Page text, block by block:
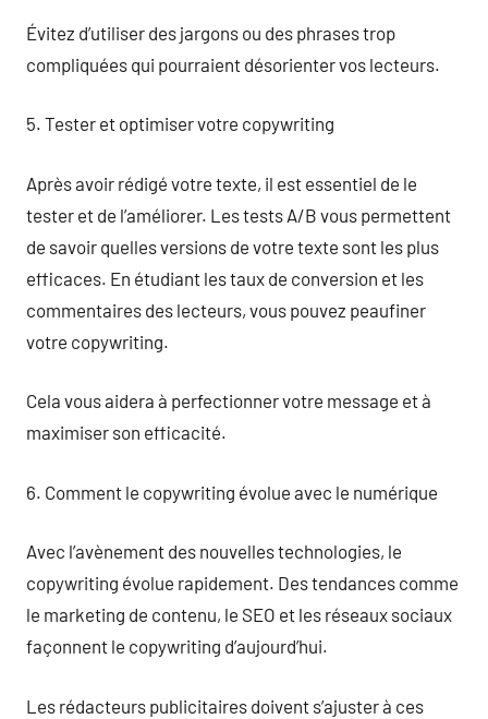
Évitez d’utiliser des jargons ou des phrases trop
compliquées qui pourraient désorienter vos lecteurs.
5. Tester et optimiser votre copywriting
Après avoir rédigé votre texte, il est essentiel de le
tester et de l’améliorer. Les tests A/B vous permettent
de savoir quelles versions de votre texte sont les plus
efficaces. En étudiant les taux de conversion et les
commentaires des lecteurs, vous pouvez peaufiner
votre copywriting.
Cela vous aidera à perfectionner votre message et à
maximiser son efficacité.
6. Comment le copywriting évolue avec le numérique
Avec l’avènement des nouvelles technologies, le
copywriting évolue rapidement. Des tendances comme
le marketing de contenu, le SEO et les réseaux sociaux
façonnent le copywriting d’aujourd’hui.
Les rédacteurs publicitaires doivent s’ajuster à ces